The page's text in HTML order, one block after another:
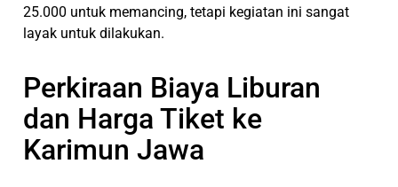
25.000 untuk memancing, tetapi kegiatan ini sangat
layak untuk dilakukan.
Perkiraan Biaya Liburan
dan Harga Tiket ke
Karimun Jawa